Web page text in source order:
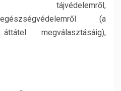
tájvédelemről,
(a
megválasztásáig),